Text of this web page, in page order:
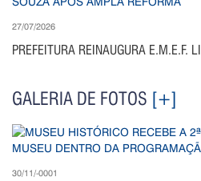
27/07/2026
PREFEITURA REINAUGURA E.M.E.F.
GALERIA DE FOTOS [+]
30/11/-0001